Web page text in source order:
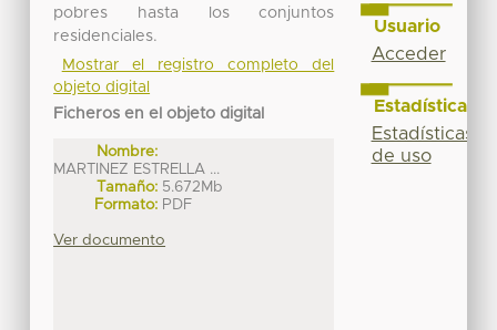
pobres hasta los conjuntos
residenciales.
Mostrar el registro completo del
objeto digital
Ficheros en el objeto digital
Nombre:
MARTINEZ ESTRELLA ...
Tamaño: 5.672Mb
Formato: PDF
Ver documento
Usuario
Acceder
Estadísticas
Estadísticas
de uso